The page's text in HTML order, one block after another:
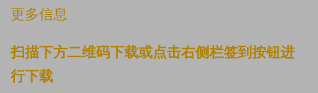
更多信息
扫描下方二维码下载或点击右侧栏签到按钮进
行下载